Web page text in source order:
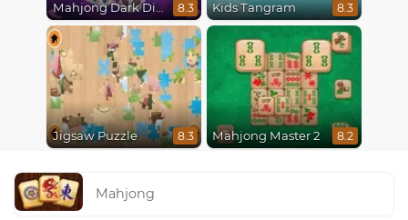
Mahjong Dark Dimensions 8.3 Kids Tangram 8.3
Jigsaw Puzzle 8.3 Mahjong Master 2 8.2
Mahjong